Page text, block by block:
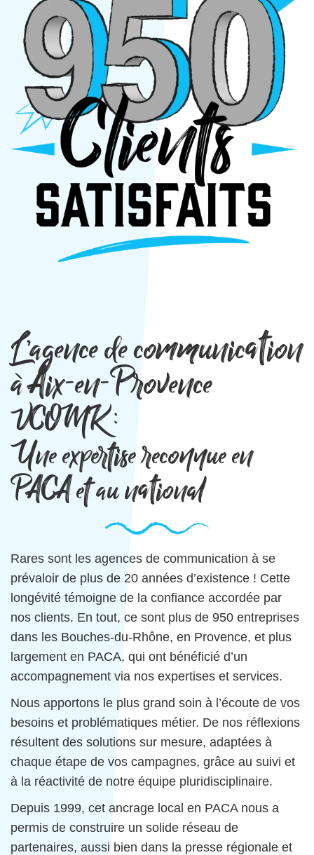
L’agence de communication
à Aix-en-Provence
VCOMK :
Une expertise reconnue en
PACA et au national
Rares sont les agences de communication à se
prévaloir de plus de 20 années d’existence ! Cette
longévité témoigne de la confiance accordée par
nos clients. En tout, ce sont plus de 950 entreprises
dans les Bouches-du-Rhône, en Provence, et plus
largement en PACA, qui ont bénéficié d’un
accompagnement via nos expertises et services.
Nous apportons le plus grand soin à l’écoute de vos
besoins et problématiques métier. De nos réflexions
résultent des solutions sur mesure, adaptées à
chaque étape de vos campagnes, grâce au suivi et
à la réactivité de notre équipe pluridisciplinaire.
Depuis 1999, cet ancrage local en PACA nous a
permis de construire un solide réseau de
partenaires, aussi bien dans la presse régionale et